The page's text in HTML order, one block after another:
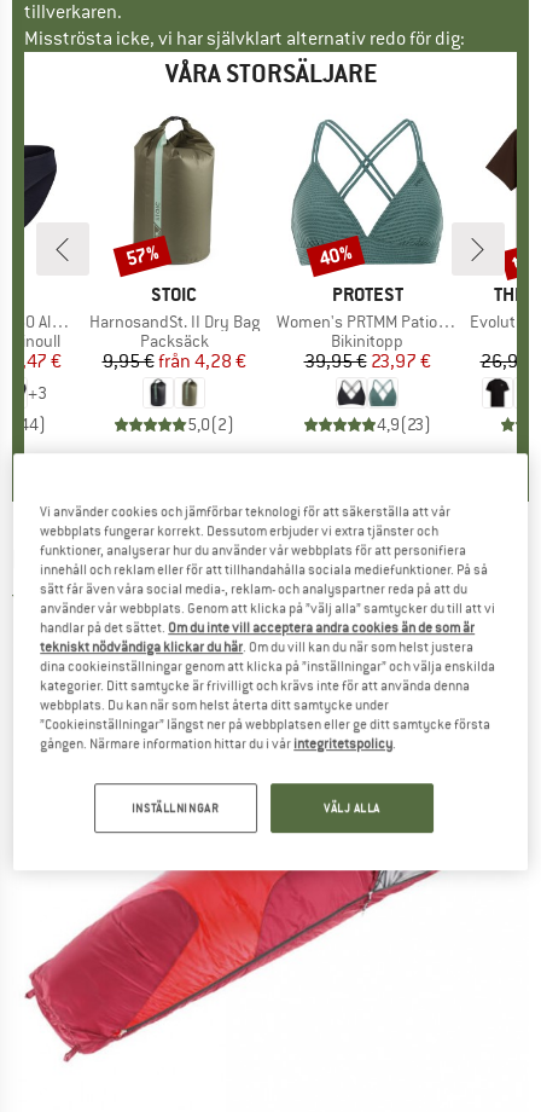
tillverkaren.
Misströsta icke, vi har självklart alternativ redo för dig:
VÅRA STORSÄLJARE
Brief
pris
24,47 €
+3
44)
VARUMÄRKE
STOIC
Produkter
HarnosandSt. II Dry Bag
Produktgrupp
Packsäck
Pris
9,95 € Reducerat pris
från 4,28 €
5,0(2)
Rabatt
57%
VARUMÄRKE
PROTEST
Produkter
Women's PRTMM Patio Triangle
Produktgrupp
Bikinitopp
Pris
39,95 €Reducerat pris
23,97 €
4,9(23)
Rabatt
40%
THE
Produkter
Evolution
26,95
till
DEUTER -Orbit 0° - Syntetsovsäck
5,0(1)
Vi använder cookies och jämförbar teknologi för att säkerställa att vår
webbplats fungerar korrekt. Dessutom erbjuder vi extra tjänster och
funktioner, analyserar hur du använder vår webbplats för att personifiera
innehåll och reklam eller för att tillhandahålla sociala mediefunktioner. På så
sätt får även våra social media-, reklam- och analyspartner reda på att du
använder vår webbplats. Genom att klicka på ”välj alla” samtycker du till att vi
handlar på det sättet. Om du inte vill acceptera andra cookies än de som är
tekniskt nödvändiga klickar du här. Om du vill kan du när som helst justera
dina cookieinställningar genom att klicka på ”inställningar” och välja enskilda
kategorier. Ditt samtycke är frivilligt och krävs inte för att använda denna
webbplats. Du kan när som helst återta ditt samtycke under
”Cookieinställningar” längst ner på webbplatsen eller ge ditt samtycke första
gången. Närmare information hittar du i vår integritetspolicy.
INSTÄLLNINGAR VÄLJ ALLA